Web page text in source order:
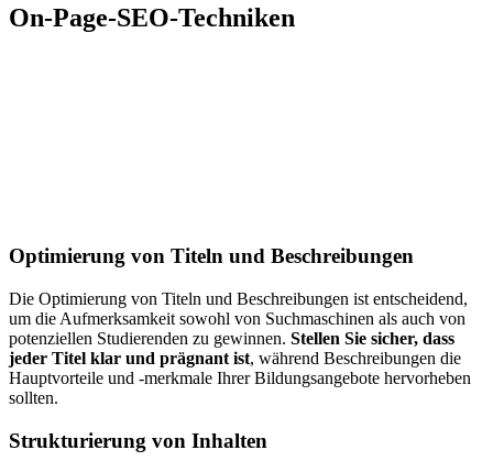
On-Page-SEO-Techniken
Optimierung von Titeln und Beschreibungen
Die Optimierung von Titeln und Beschreibungen ist entscheidend,
um die Aufmerksamkeit sowohl von Suchmaschinen als auch von
potenziellen Studierenden zu gewinnen. Stellen Sie sicher, dass
jeder Titel klar und prägnant ist, während Beschreibungen die
Hauptvorteile und -merkmale Ihrer Bildungsangebote hervorheben
sollten.
Strukturierung von Inhalten